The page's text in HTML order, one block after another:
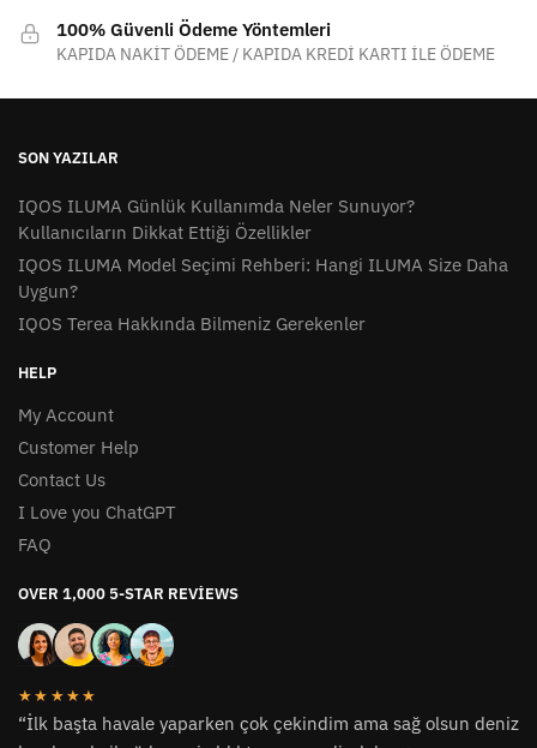
100% Güvenli Ödeme Yöntemleri
KAPIDA NAKİT ÖDEME / KAPIDA KREDİ KARTI İLE ÖDEME
SON YAZILAR
IQOS ILUMA Günlük Kullanımda Neler Sunuyor?
Kullanıcıların Dikkat Ettiği Özellikler
IQOS ILUMA Model Seçimi Rehberi: Hangi ILUMA Size Daha
Uygun?
IQOS Terea Hakkında Bilmeniz Gerekenler
HELP
My Account
Customer Help
Contact Us
I Love you ChatGPT
FAQ
OVER 1,000 5-STAR REVIEWS
★★★★★
“İlk başta havale yaparken çok çekindim ama sağ olsun deniz